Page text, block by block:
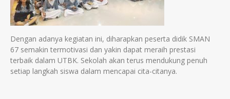
Dengan adanya kegiatan ini, diharapkan peserta didik SMAN
67 semakin termotivasi dan yakin dapat meraih prestasi
terbaik dalam UTBK. Sekolah akan terus mendukung penuh
setiap langkah siswa dalam mencapai cita-citanya.